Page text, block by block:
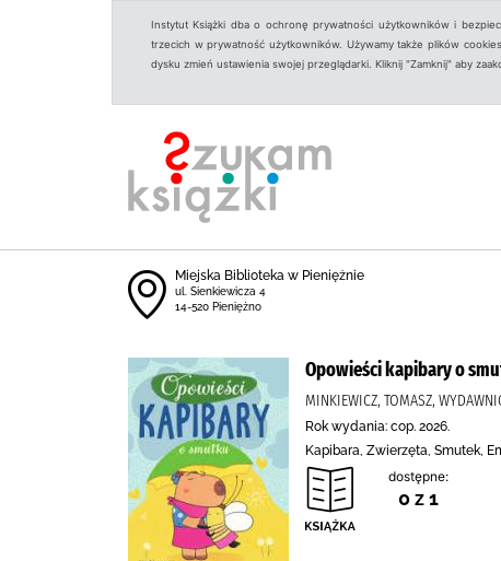
Instytut Książki dba o ochronę prywatności użytkowników i
trzecich w prywatność użytkowników. Używamy także plików
dysku zmień ustawienia swojej przeglądarki. Kliknij "Zamknij" aby
Miejska Biblioteka w Pieniężnie
ul. Sienkiewicza 4
14-520 Pieniężno
Opowieści kapibary o
MINKIEWICZ, TOMASZ,
Rok wydania: cop. 2026.
Kapibara, Zwierzęta, Smutek,
dostępne:
0 z 1